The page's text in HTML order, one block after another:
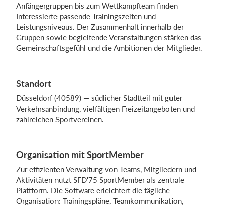
Anfängergruppen bis zum Wettkampfteam finden
Interessierte passende Trainingszeiten und
Leistungsniveaus. Der Zusammenhalt innerhalb der
Gruppen sowie begleitende Veranstaltungen stärken das
Gemeinschaftsgefühl und die Ambitionen der Mitglieder.
Standort
Düsseldorf (40589) — südlicher Stadtteil mit guter
Verkehrsanbindung, vielfältigen Freizeitangeboten und
zahlreichen Sportvereinen.
Organisation mit SportMember
Zur effizienten Verwaltung von Teams, Mitgliedern und
Aktivitäten nutzt SFD'75 SportMember als zentrale
Plattform. Die Software erleichtert die tägliche
Organisation: Trainingspläne, Teamkommunikation,